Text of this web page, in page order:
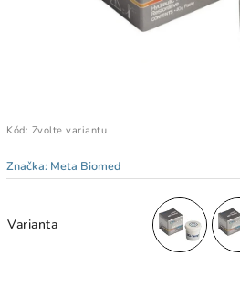
Kód: Zvolte variantu
Značka: Meta Biomed
Varianta